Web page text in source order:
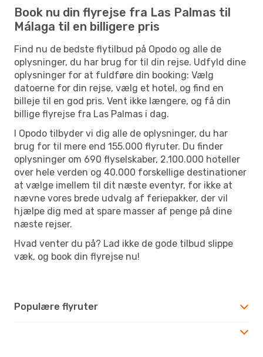
Book nu din flyrejse fra Las Palmas til
Málaga til en billigere pris
Find nu de bedste flytilbud på Opodo og alle de
oplysninger, du har brug for til din rejse. Udfyld dine
oplysninger for at fuldføre din booking: Vælg
datoerne for din rejse, vælg et hotel, og find en
billeje til en god pris. Vent ikke længere, og få din
billige flyrejse fra Las Palmas i dag.
I Opodo tilbyder vi dig alle de oplysninger, du har
brug for til mere end 155.000 flyruter. Du finder
oplysninger om 690 flyselskaber, 2.100.000 hoteller
over hele verden og 40.000 forskellige destinationer
at vælge imellem til dit næste eventyr, for ikke at
nævne vores brede udvalg af feriepakker, der vil
hjælpe dig med at spare masser af penge på dine
næste rejser.
Hvad venter du på? Lad ikke de gode tilbud slippe
væk, og book din flyrejse nu!
Populære flyruter